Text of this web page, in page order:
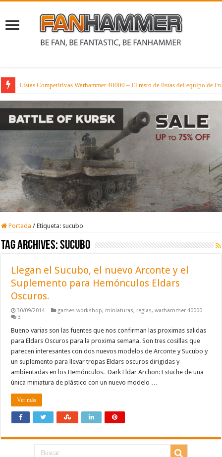
Listas Competitivas Warhammer 40000 – El resto de listas del equipo de
Portada / Etiqueta: sucubo
Tag Archives:sucubo
Llegan el Sucubo, el nuevo Arconte y el
Suplemento para Hemónculos Eldars
Oscuros.
30/09/2014 games workshop, miniaturas, reglas,warhammer 40000
3
Bueno varias son las fuentes que nos confirman las proximas salidas
para Eldars Oscuros para la proxima semana. Son tres cosillas que
parecen interesantes con dos nuevos modelos de Arconte y Sucubo y
un suplemento para llevar tropas Eldars oscuros dirigidas y
ambientadas en los Hemónculos. Dark Eldar Archon: Estuche de una
única miniatura de plástico con un nuevo modelo …
Ver más